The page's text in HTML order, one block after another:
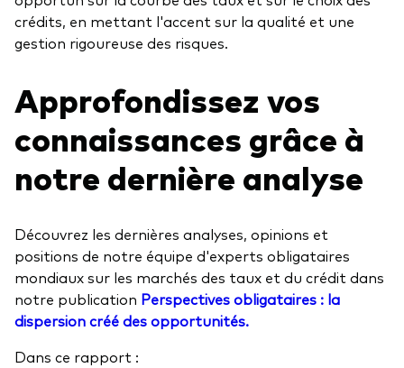
crédits, en mettant l'accent sur la qualité et une
gestion rigoureuse des risques.
Approfondissez vos
connaissances grâce à
notre dernière analyse
Découvrez les dernières analyses, opinions et
positions de notre équipe d'experts obligataires
mondiaux sur les marchés des taux et du crédit dans
notre publication Perspectives obligataires : la
dispersion créé des opportunités.
Dans ce rapport :